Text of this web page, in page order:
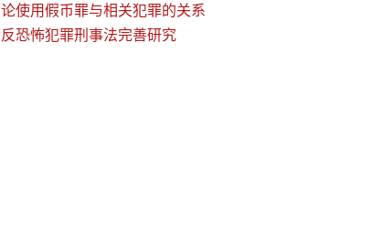
论使用假币罪与相关犯罪的关系
反恐怖犯罪刑事法完善研究